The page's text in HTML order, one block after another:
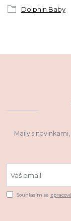
Dolphin Baby
Maily s
Souhlasím se